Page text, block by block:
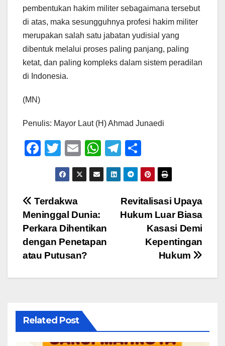
pembentukan hakim militer sebagaimana tersebut
di atas, maka sesungguhnya profesi hakim militer
merupakan salah satu jabatan yudisial yang
dibentuk melalui proses paling panjang, paling
ketat, dan paling kompleks dalam sistem peradilan
di Indonesia.
(MN)
Penulis: Mayor Laut (H) Ahmad Junaedi
F
e
b
o
o
k
T
wi
tt
er
E
m
ail
W
h
at
p
p
T
el
e
gr
a
h
ar
e
Navigasi
pos
Revitalisasi Upaya
Hukum Luar Biasa
Kasasi Demi
Kepentingan
Hukum
Terdakwa
Meninggal Dunia:
Perkara Dihentikan
dengan Penetapan
atau Putusan?
Related Post